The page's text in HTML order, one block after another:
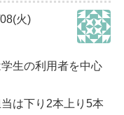
火)
生の利用者を中心
は下り2本上り5本